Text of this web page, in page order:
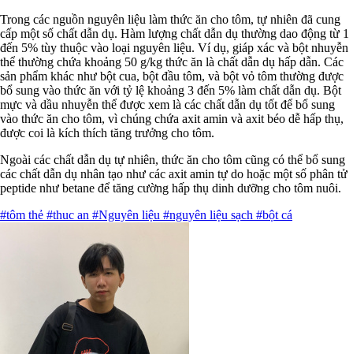
Trong các nguồn nguyên liệu làm thức ăn cho tôm, tự nhiên đã cung
cấp một số chất dẫn dụ. Hàm lượng chất dẫn dụ thường dao động từ 1
đến 5% tùy thuộc vào loại nguyên liệu. Ví dụ, giáp xác và bột nhuyễn
thể thường chứa khoảng 50 g/kg thức ăn là chất dẫn dụ hấp dẫn. Các
sản phẩm khác như bột cua, bột đầu tôm, và bột vỏ tôm thường được
bổ sung vào thức ăn với tỷ lệ khoảng 3 đến 5% làm chất dẫn dụ. Bột
mực và dầu nhuyễn thể được xem là các chất dẫn dụ tốt để bổ sung
vào thức ăn cho tôm, vì chúng chứa axit amin và axit béo dễ hấp thụ,
được coi là kích thích tăng trưởng cho tôm.
Ngoài các chất dẫn dụ tự nhiên, thức ăn cho tôm cũng có thể bổ sung
các chất dẫn dụ nhân tạo như các axit amin tự do hoặc một số phân tử
peptide như betane để tăng cường hấp thụ dinh dưỡng cho tôm nuôi.
#tôm thẻ #thuc an #Nguyên liệu #nguyên liệu sạch #bột cá